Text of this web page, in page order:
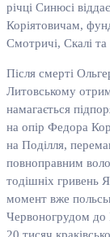
річці Синюсі
Коріятовичам,
Смотричі, Скалі та
Після смерті
Литовському
намагається
на опір Федора
на Поділля,
повноправним
тодішніх гривень
момент вже
Червоногрудом до